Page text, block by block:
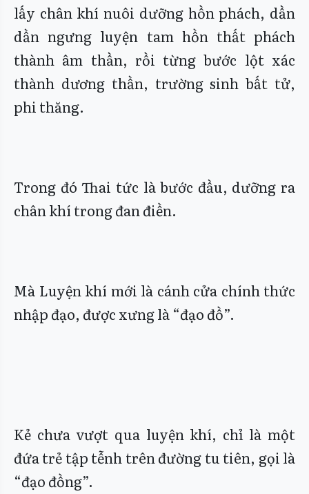
lấy chân khí nuôi dưỡng hồn phách, dần
dần ngưng luyện tam hồn thất phách
thành âm thần, rồi từng bước lột xác
thành dương thần, trường sinh bất tử,
phi thăng.
Trong đó Thai tức là bước đầu, dưỡng ra
chân khí trong đan điền.
Mà Luyện khí mới là cánh cửa chính thức
nhập đạo, được xưng là “đạo đồ”.
Kẻ chưa vượt qua luyện khí, chỉ là một
đứa trẻ tập tễnh trên đường tu tiên, gọi là
“đạo đồng”.